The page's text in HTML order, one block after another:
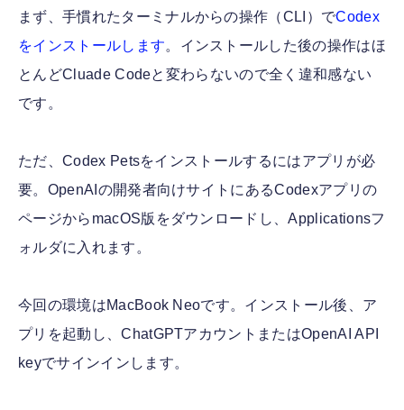
まず、手慣れたターミナルからの操作（CLI）でCodex
をインストールします。インストールした後の操作はほ
とんどCluade Codeと変わらないので全く違和感ない
です。
ただ、Codex Petsをインストールするにはアプリが必
要。OpenAIの開発者向けサイトにあるCodexアプリの
ページからmacOS版をダウンロードし、Applicationsフ
ォルダに入れます。
今回の環境はMacBook Neoです。インストール後、ア
プリを起動し、ChatGPTアカウントまたはOpenAI API
keyでサインインします。